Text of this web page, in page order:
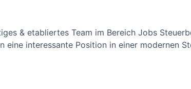
& etabliertes Team im Bereich Jobs
eine interessante Position in einer modernen